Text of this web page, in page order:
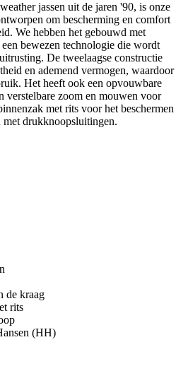
jassen uit de jaren '90, is onze
om bescherming en comfort
We hebben het gebouwd met
bewezen technologie die wordt
De tweelaagse constructie
en ademend vermogen, waardoor
Het heeft ook een opvouwbare
verstelbare zoom en mouwen voor
met rits voor het beschermen
met drukknoopsluitingen.
de kraag
rits
(HH)